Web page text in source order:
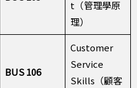
t（管理學原
理）
BUS 106
Customer
Service
Skills（顧客